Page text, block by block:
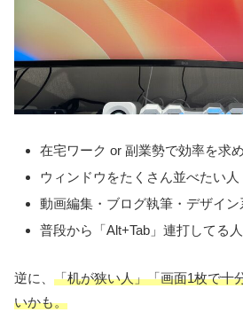
在宅ワーク or 副業勢で効率を求
ウィンドウをたくさん並べたい人
動画編集・ブログ執筆・デザイン
普段から「Alt+Tab」連打してる
逆に、 「机が狭い人」「画面1枚で十
いかも。